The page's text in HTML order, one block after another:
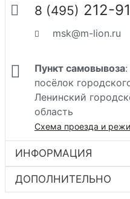
8 (495) 212-
msk@m-lion.ru
Пункт самовывоза:
посёлок
Ленинский
область
Схема проезда и
ИНФОРМАЦИЯ
ДОПОЛНИТЕЛЬНО